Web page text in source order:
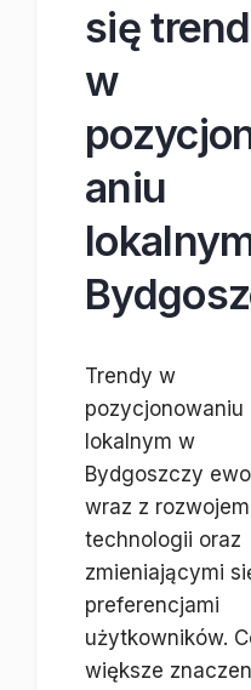
się
w
aniu
Trendy w
pozycjonowaniu
lokalnym w
Bydgoszczy
wraz z rozwojem
technologii oraz
zmieniającymi
preferencjami
użytkowników.
większe